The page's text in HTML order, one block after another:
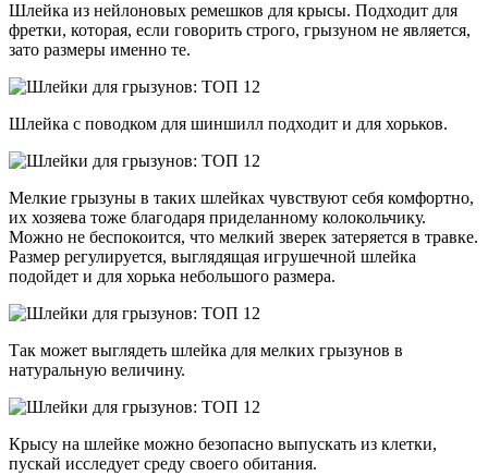
Шлейка из нейлоновых ремешков для крысы. Подходит для
фретки, которая, если говорить строго, грызуном не является,
зато размеры именно те.
Шлейка с поводком для шиншилл подходит и для хорьков.
Мелкие грызуны в таких шлейках чувствуют себя комфортно,
их хозяева тоже благодаря приделанному колокольчику.
Можно не беспокоится, что мелкий зверек затеряется в травке.
Размер регулируется, выглядящая игрушечной шлейка
подойдет и для хорька небольшого размера.
Так может выглядеть шлейка для мелких грызунов в
натуральную величину.
Крысу на шлейке можно безопасно выпускать из клетки,
пускай исследует среду своего обитания.